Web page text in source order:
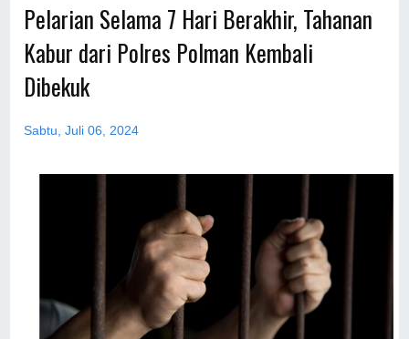
Pelarian Selama 7 Hari Berakhir, Tahanan
Kabur dari Polres Polman Kembali
Dibekuk
Sabtu, Juli 06, 2024